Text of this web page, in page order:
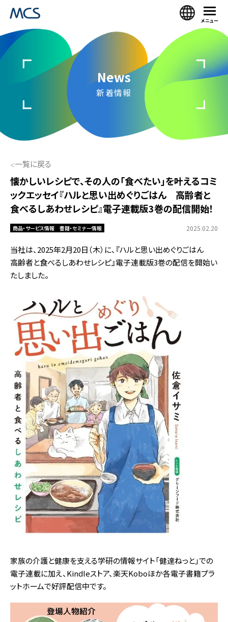
メニュー
News
新着情報
一覧に戻る
懐かしいレシピで、その人の「食べたい」を叶えるコミ
ックエッセイ『ハルと思い出めぐりごはん 高齢者と
食べるしあわせレシピ』電子連載版3巻の配信開始！
商品・サービス情報 書籍・セミナー情報 2025.02.20
当社は、2025年2月20日（木）に、『ハルと思い出めぐりごはん
高齢者と食べるしあわせレシピ』電子連載版3巻の配信を開始い
たしました。
家族の介護と健康を支える学研の情報サイト「健達ねっと」での
電子連載に加え、Kindleストア、楽天Koboほか各電子書籍プラ
ットホームで好評配信中です。